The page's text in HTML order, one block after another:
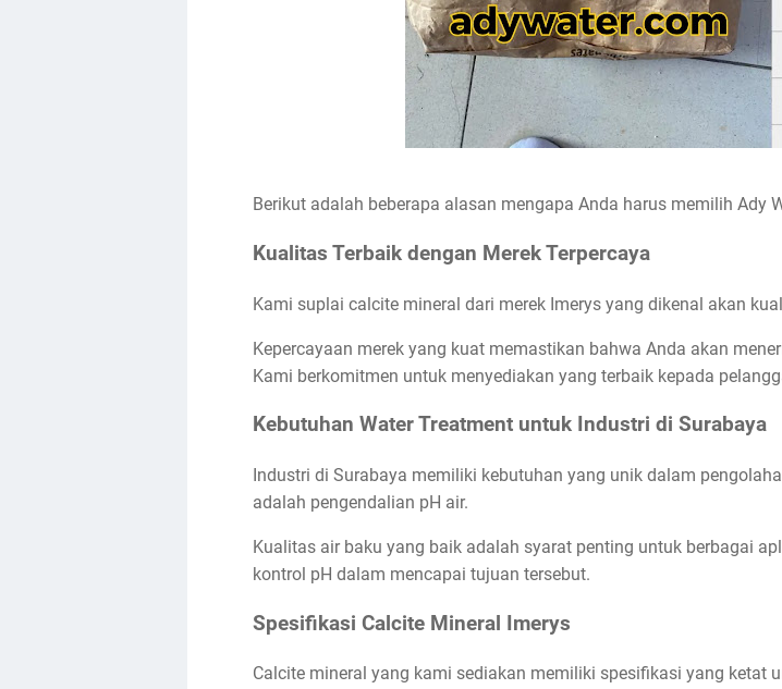
Berikut adalah beberapa alasan mengapa Anda harus memilih Ady
Kualitas Terbaik dengan Merek Terpercaya
Kami suplai calcite mineral dari merek Imerys yang dikenal akan
Kepercayaan merek yang kuat memastikan bahwa Anda akan
Kami berkomitmen untuk menyediakan yang terbaik kepada
Kebutuhan Water Treatment untuk Industri di Surabaya
Industri di Surabaya memiliki kebutuhan yang unik dalam
adalah pengendalian pH air.
Kualitas air baku yang baik adalah syarat penting untuk berbagai
kontrol pH dalam mencapai tujuan tersebut.
Spesifikasi Calcite Mineral Imerys
Calcite mineral yang kami sediakan memiliki spesifikasi yang ketat